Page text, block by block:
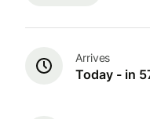
Arrives
Today - in